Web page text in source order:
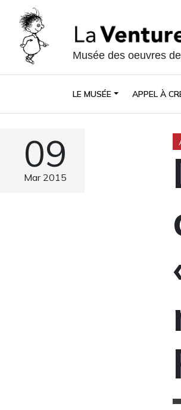
Musée des oeuvres
LE MUSÉE APPEL À
09
Mar 2015